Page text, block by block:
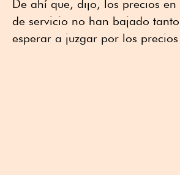
De ahí que, dijo, los precios en
de servicio no han bajado
esperar a juzgar por los